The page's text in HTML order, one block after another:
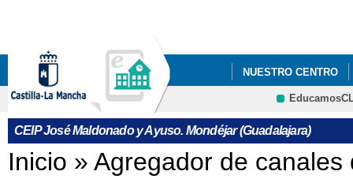
NUESTRO CENTRO
LIBROS DE TEXTO
ADMISIÓN PARA 2º
CONVOCATORIA DE
CRFP
CEIP José Maldonado y Ayuso. Mondéjar (Guadalajara)
Se encuentra usted aquí
Inicio » Agregador de canales